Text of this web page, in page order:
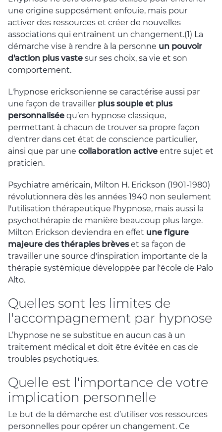
une origine supposément enfouie, mais pour
activer des ressources et créer de nouvelles
associations qui entraînent un changement.(1) La
démarche vise à rendre à la personne un pouvoir
d'action plus vaste sur ses choix, sa vie et son
comportement.
L'hypnose ericksonienne se caractérise aussi par
une façon de travailler plus souple et plus
personnalisée qu’en hypnose classique,
permettant à chacun de trouver sa propre façon
d'entrer dans cet état de conscience particulier,
ainsi que par une collaboration active entre sujet et
praticien.
Psychiatre américain, Milton H. Erickson (1901-1980)
révolutionnera dès les années 1940 non seulement
l'utilisation thérapeutique l'hypnose, mais aussi la
psychothérapie de manière beaucoup plus large.
Milton Erickson deviendra en effet une figure
majeure des thérapies brèveset sa façon de
travailler une source d'inspiration importante de la
thérapie systémique développée par l'école de Palo
Alto.
Quelles sont les limites de
l'accompagnement par hypnose
L’hypnose ne se substitue en aucun cas à un
traitement médical et doit être évitée en cas de
troubles psychotiques.
Quelle est l'importance de votre
implication personnelle
Le but de la démarche est d’utiliser vos ressources
personnelles pour opérer un changement. Ce